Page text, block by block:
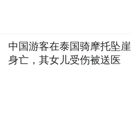
中国游客在泰国骑摩托坠崖
身亡，其女儿受伤被送医